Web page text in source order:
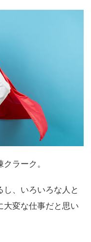
ラーク。
、いろいろな人と
大変な仕事だと思い